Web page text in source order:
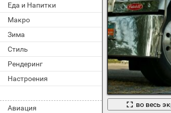
Еда и Напитки
Макро
Зима
Стиль
Рендеринг
Настроения
Авиация
во весь